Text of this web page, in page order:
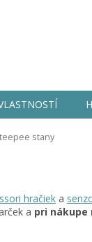
stany
hračiek a
a pri nákupe